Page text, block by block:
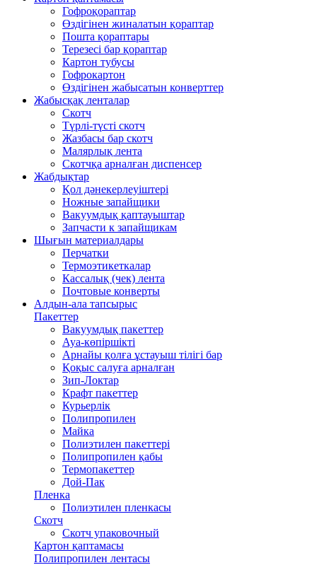
Гофроқораптар
Өздігінен жиналатын қораптар
Пошта қораптары
Терезесі бар қораптар
Картон тубусы
Гофрокартон
Өздігінен жабысатын конверттер
Жабысқақ ленталар
Скотч
Түрлі-түсті скотч
Жазбасы бар скотч
Малярлық лента
Скотчқа арналған диспенсер
Жабдықтар
Қол дәнекерлеуіштері
Ножные запайщики
Вакуумдық қаптауыштар
Запчасти к запайщикам
Шығын материалдары
Перчатки
Термоэтикеткалар
Кассалық (чек) лента
Почтовые конверты
Алдын-ала тапсырыс
Пакеттер
Вакуумдық пакеттер
Ауа-көпіршікті
Арнайы қолға ұстауыш тілігі бар
Қоқыс салуға арналған
Зип-Локтар
Крафт пакеттер
Курьерлік
Полипропилен
Майка
Полиэтилен пакеттері
Полипропилен қабы
Термопакеттер
Дой-Пак
Пленка
Полиэтилен пленкасы
Скотч
Скотч упаковочный
Картон қаптамасы
Полипропилен лентасы